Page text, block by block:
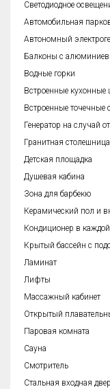
Cветодиодное
Автомобильная
Автономный
Балконы с
Водные горки
Встроенные
Встроенные точечные
Генератор на случай
Гранитная
Детская площадка
Душевая кабина
Зона для барбекю
Керамический пол и
Кондиционер в
Крытый бассейн с
Ламинат
Лифты
Массажный кабинет
Открытый
Паровая комната
Сауна
Смотритель
Стальная входная